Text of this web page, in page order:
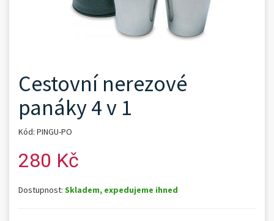
Cestovní nerezové
panáky 4 v 1
Kód: PINGU-PO
280 Kč
Dostupnost: Skladem, expedujeme ihned